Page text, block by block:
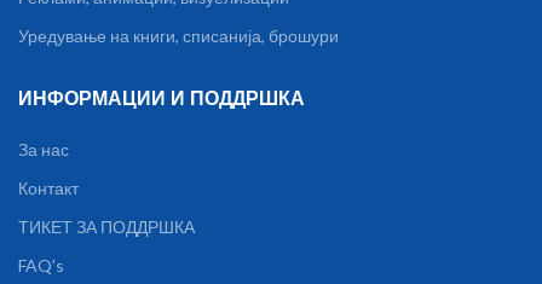
Уредување на книги, списанија, брошури
ИНФОРМАЦИИ И ПОДДРШКА
За нас
Контакт
ТИКЕТ ЗА ПОДДРШКА
FAQ's